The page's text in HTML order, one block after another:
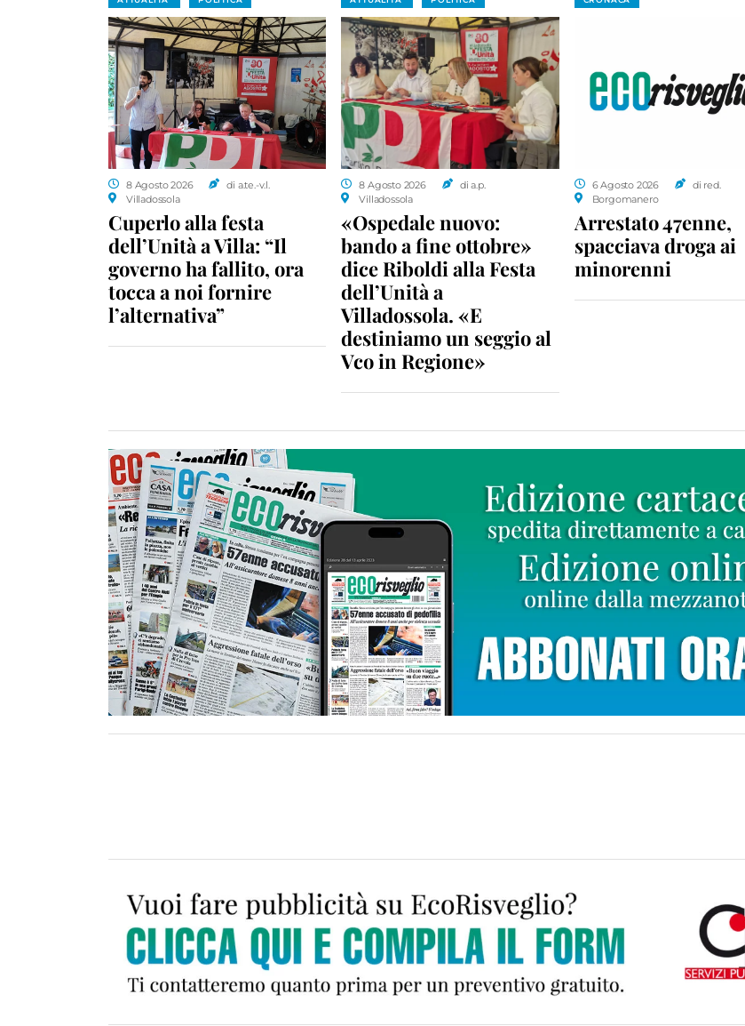
8 Agosto 2026
di a.te.-v.l.
Villadossola
Cuperlo alla festa
dell’Unità a Villa: “Il
governo ha fallito, ora
tocca a noi fornire
l’alternativa”
8 Agosto 2026
di a.p.
Villadossola
«Ospedale nuovo:
bando a fine ottobre»
dice Riboldi alla Festa
dell’Unità a
Villadossola. «E
destiniamo un seggio al
Vco in Regione»
6 Agosto 2026
di red.
Borgomanero
Arrestato 47enne,
spacciava droga ai
minorenni